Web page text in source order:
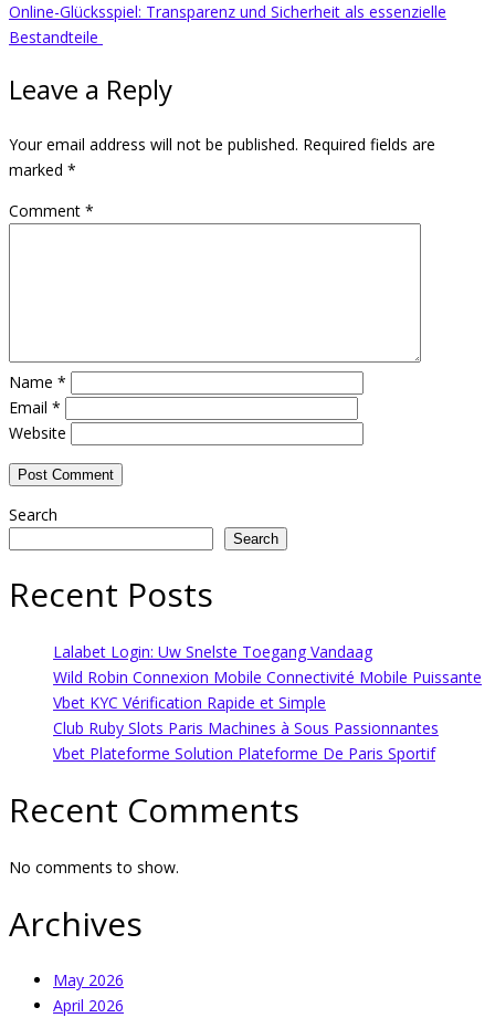
Online-Glücksspiel: Transparenz und Sicherheit als essenzielle
Bestandteile
Leave a Reply
Your email address will not be published. Required fields are
marked *
Comment *
Name *
Email *
Website
Search
Search
Recent Posts
Lalabet Login: Uw Snelste Toegang Vandaag
Wild Robin Connexion Mobile Connectivité Mobile Puissante
Vbet KYC Vérification Rapide et Simple
Club Ruby Slots Paris Machines à Sous Passionnantes
Vbet Plateforme Solution Plateforme De Paris Sportif
Recent Comments
No comments to show.
Archives
May 2026
April 2026